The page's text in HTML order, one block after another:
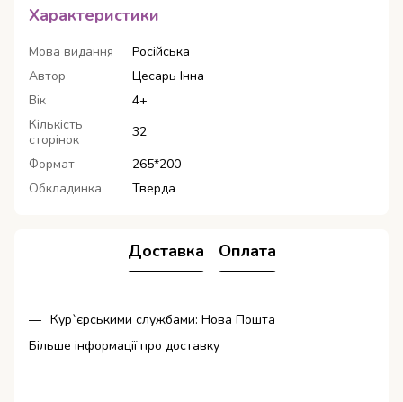
Характеристики
Мова видання
Російська
Автор
Цесарь Інна
Вік
4+
Кількість
сторінок
32
Формат
265*200
Обкладинка
Тверда
Доставка Оплата
Кур`єрськими службами: Нова Пошта
Більше інформації про доставку